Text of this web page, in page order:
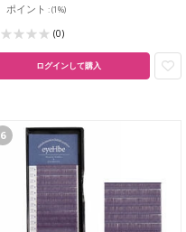
ポイント :(1%)
(0)
ログインして購入
6